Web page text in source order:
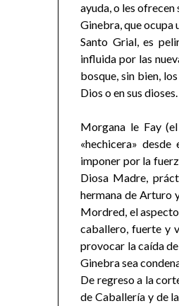
ayuda, o les ofrecen
Ginebra, que ocupa
Santo Grial, es
influida por las
bosque, sin bien,
Dios o en sus dioses.
Morgana le Fay
«hechicera»
imponer por la
Diosa Madre,
hermana de Arturo
Mordred, el
caballero, fuerte y
provocar la caída
Ginebra sea
De regreso a la
de Caballería y de